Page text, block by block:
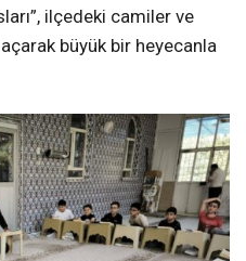
ilçedeki camiler ve
açarak büyük bir heyecanla